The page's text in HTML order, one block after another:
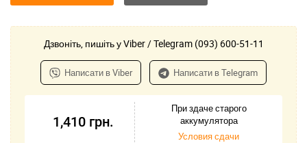
Дзвоніть, пишіть у Viber / Telegram (093) 600-51-11
Написати в Viber Написати в Telegram
1,410 грн.
При здаче старого
аккумулятора
Условия сдачи